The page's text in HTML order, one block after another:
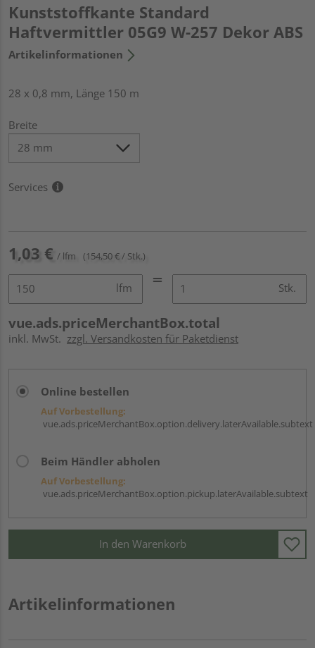
Kunststoffkante Standard
Haftvermittler 05G9 W-257 Dekor ABS
Artikelinformationen
28 x 0,8 mm, Länge 150 m
Breite
Services
1,03 € / lfm (154,50 € / Stk.)
lfm Stk.
vue.ads.priceMerchantBox.total
inkl. MwSt. zzgl. Versandkosten für Paketdienst
Online bestellen
Auf Vorbestellung:
vue.ads.priceMerchantBox.option.delivery.laterAvailable.subtext
Beim Händler abholen
Auf Vorbestellung:
vue.ads.priceMerchantBox.option.pickup.laterAvailable.subtext
In den Warenkorb
Artikelinformationen